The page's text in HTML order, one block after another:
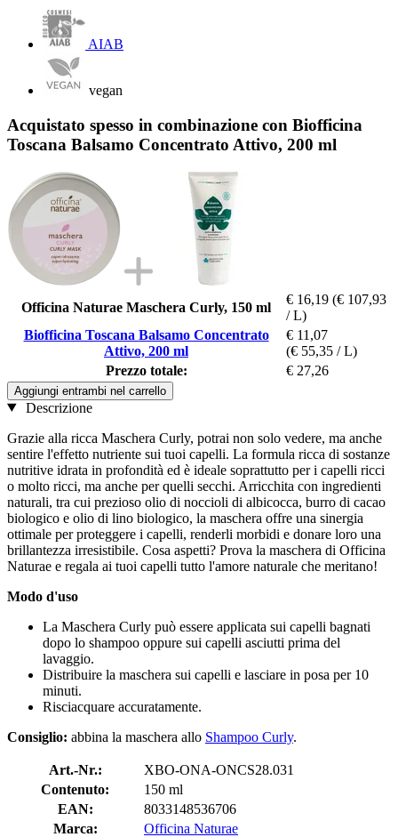
AIAB
vegan
Acquistato spesso in combinazione con Biofficina
Toscana Balsamo Concentrato Attivo, 200 ml
Officina Naturae Maschera Curly, 150 ml
€ 16,19 (€ 107,93
/ L)
Biofficina Toscana Balsamo Concentrato
Attivo, 200 ml
€ 11,07
(€ 55,35 / L)
Prezzo totale:
€ 27,26
Aggiungi entrambi nel carrello
Descrizione
Grazie alla ricca Maschera Curly, potrai non solo vedere, ma anche
sentire l'effetto nutriente sui tuoi capelli. La formula ricca di sostanze
nutritive idrata in profondità ed è ideale soprattutto per i capelli ricci
o molto ricci, ma anche per quelli secchi. Arricchita con ingredienti
naturali, tra cui prezioso olio di noccioli di albicocca, burro di cacao
biologico e olio di lino biologico, la maschera offre una sinergia
ottimale per proteggere i capelli, renderli morbidi e donare loro una
brillantezza irresistibile. Cosa aspetti? Prova la maschera di Officina
Naturae e regala ai tuoi capelli tutto l'amore naturale che meritano!
Modo d'uso
La Maschera Curly può essere applicata sui capelli bagnati
dopo lo shampoo oppure sui capelli asciutti prima del
lavaggio.
Distribuire la maschera sui capelli e lasciare in posa per 10
minuti.
Risciacquare accuratamente.
Consiglio: abbina la maschera allo Shampoo Curly.
Art.-Nr.:
XBO-ONA-ONCS28.031
Contenuto:
150 ml
EAN:
8033148536706
Marca:
Officina Naturae